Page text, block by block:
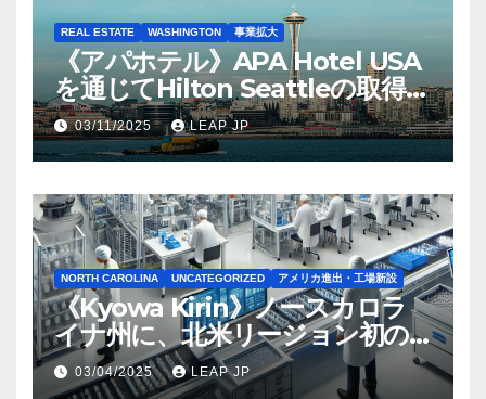
REAL ESTATE WASHINGTON 事業拡大
《アパホテル》APA Hotel USA
を通じてHilton Seattleの取得を
完了
03/11/2025 LEAP JP
NORTH CAROLINA UNCATEGORIZED アメリカ進出・工場新設
《Kyowa Kirin》ノースカロラ
イナ州に、北米リージョン初の
工場建設を決定
03/04/2025 LEAP JP